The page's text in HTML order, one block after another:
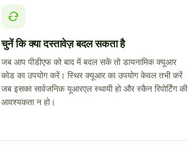
चुनें कि क्या दस्तावेज़ बदल सकता है
जब आप पीडीएफ को बाद में बदल सकें तो डायनामिक क्यूआर
कोड का उपयोग करें। स्थिर क्यूआर का उपयोग केवल तभी करें
जब इसका सार्वजनिक यूआरएल स्थायी हो और स्कैन रिपोर्टिंग की
आवश्यकता न हो।